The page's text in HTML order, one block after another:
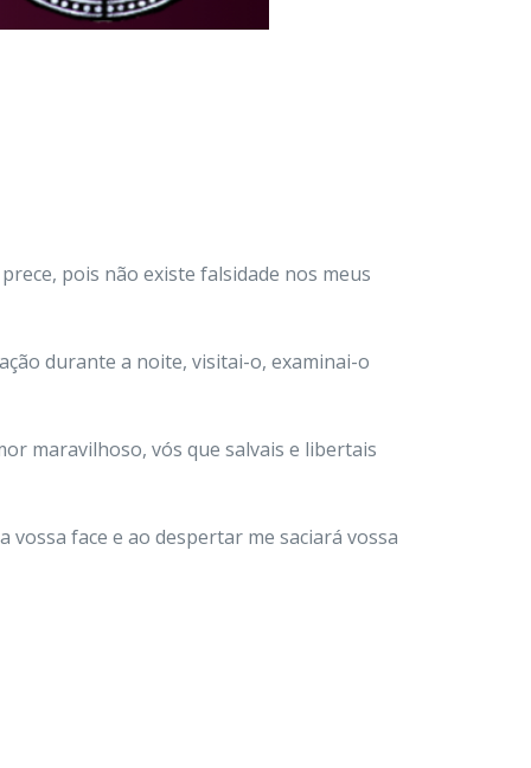
pois não existe falsidade nos meus
durante a noite, visitai-o, examinai-o
maravilhoso, vós que salvais e libertais
face e ao despertar me saciará vossa